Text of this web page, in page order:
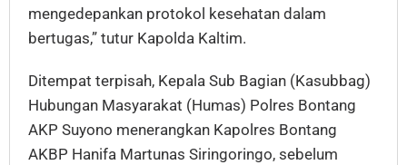
mengedepankan protokol kesehatan dalam
bertugas,” tutur Kapolda Kaltim.
Ditempat terpisah, Kepala Sub Bagian (Kasubbag)
Hubungan Masyarakat (Humas) Polres Bontang
AKP Suyono menerangkan Kapolres Bontang
AKBP Hanifa Martunas Siringoringo, sebelum